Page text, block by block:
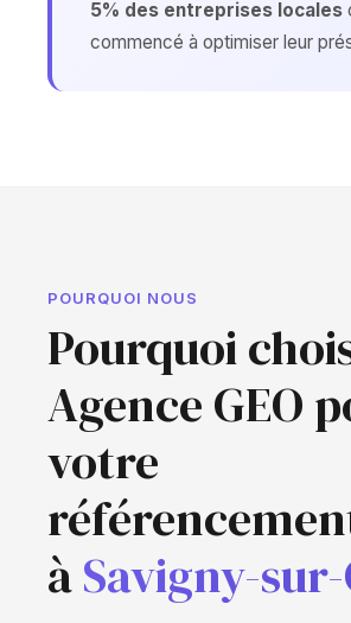
5% des entreprises locales
commencé à optimiser leur
POURQUOI NOUS
Pourquoi
Agence GEO
votre
àSavigny-